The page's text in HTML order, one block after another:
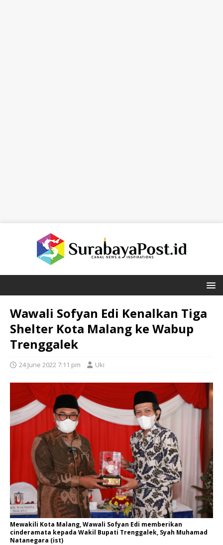
Wawali Sofyan Edi Kenalkan Tiga
Shelter Kota Malang ke Wabup
Trenggalek
24 June 2022 7:11 pm Uki
Mewakili Kota Malang, Wawali Sofyan Edi memberikan
cinderamata kepada Wakil Bupati Trenggalek, Syah Muhamad
Natanegara (ist)